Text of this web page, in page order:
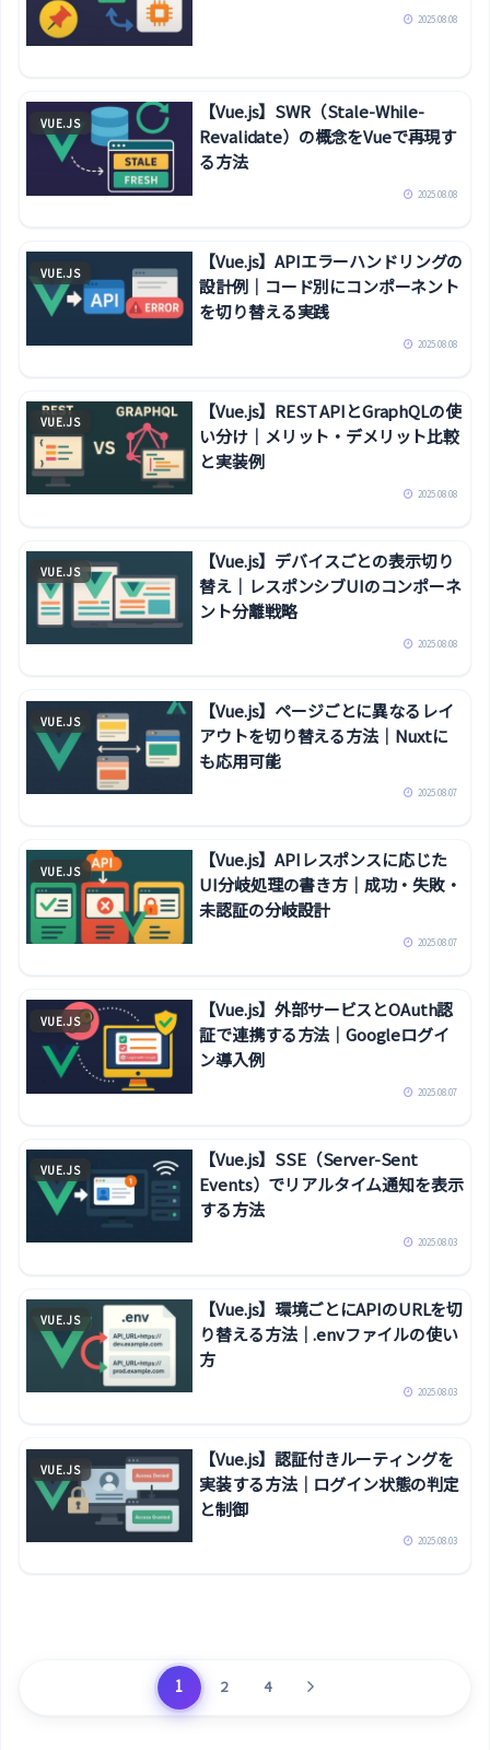
2025.08.08
VUE.JS
【Vue.js】SWR（Stale-While-
Revalidate）の概念をVueで再現す
る方法
2025.08.08
VUE.JS
【Vue.js】APIエラーハンドリングの
設計例｜コード別にコンポーネント
を切り替える実践
2025.08.08
VUE.JS
【Vue.js】REST APIとGraphQLの使
い分け｜メリット・デメリット比較
と実装例
2025.08.08
VUE.JS
【Vue.js】デバイスごとの表示切り
替え｜レスポンシブUIのコンポーネ
ント分離戦略
2025.08.08
VUE.JS
【Vue.js】ページごとに異なるレイ
アウトを切り替える方法｜Nuxtに
も応用可能
2025.08.07
VUE.JS
【Vue.js】APIレスポンスに応じた
UI分岐処理の書き方｜成功・失敗・
未認証の分岐設計
2025.08.07
VUE.JS
【Vue.js】外部サービスとOAuth認
証で連携する方法｜Googleログイ
ン導入例
2025.08.07
VUE.JS
【Vue.js】SSE（Server-Sent
Events）でリアルタイム通知を表示
する方法
2025.08.03
VUE.JS
【Vue.js】環境ごとにAPIのURLを切
り替える方法｜.envファイルの使い
方
2025.08.03
VUE.JS
【Vue.js】認証付きルーティングを
実装する方法｜ログイン状態の判定
と制御
2025.08.03
1 2 4
次